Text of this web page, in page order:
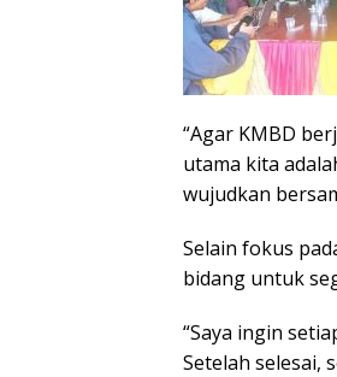
“Agar KMBD
utama kita
wujudkan
Selain fokus
bidang untuk
“Saya ingin
Setelah selesai,